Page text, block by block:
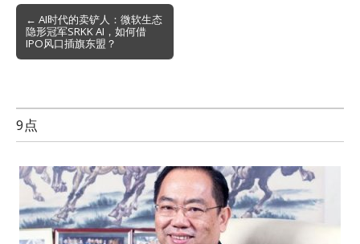
Post
navigation
← AI时代的卖铲人：微软生态
隐形冠军SRKK AI，如何借
IPO风口插旗东盟？
9点